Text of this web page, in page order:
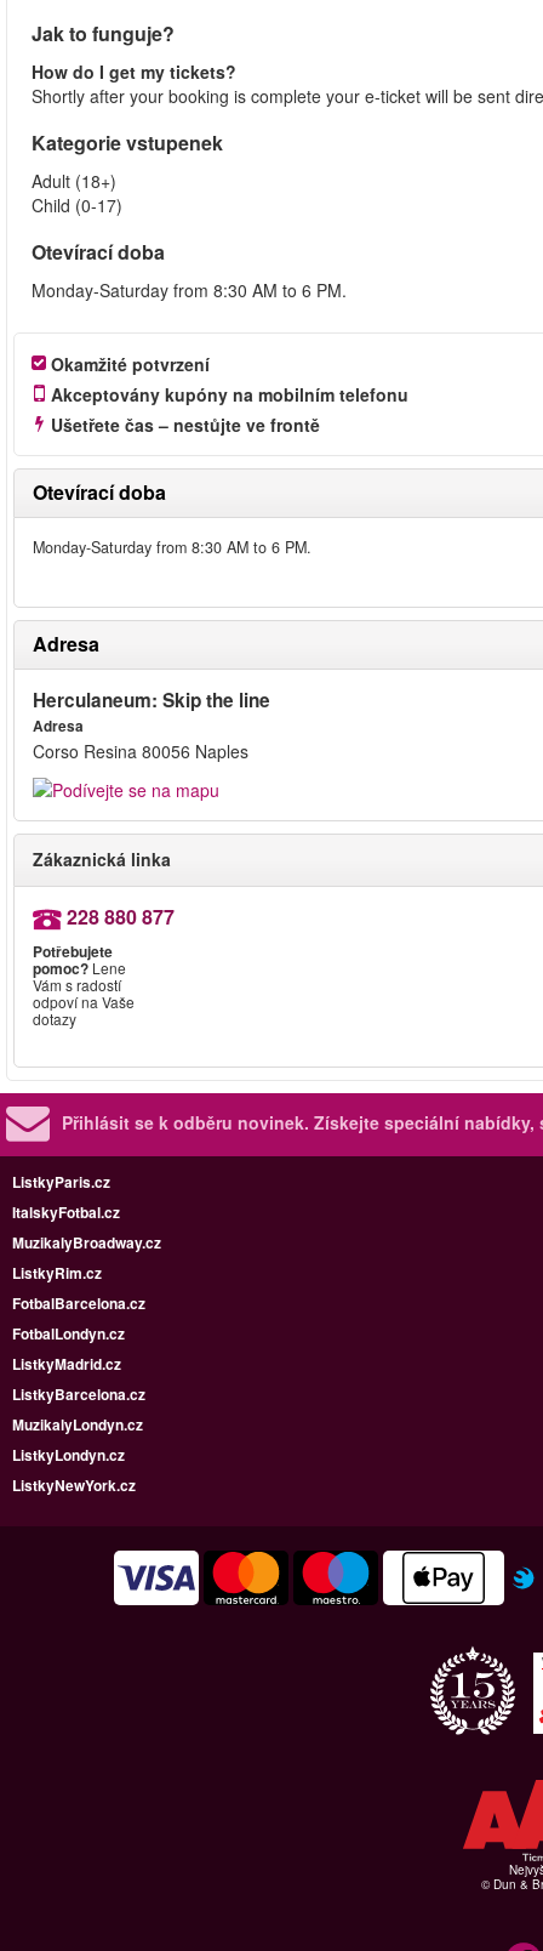
Jak to funguje?
How do I get my tickets?
Shortly after your booking is complete your e-ticket will be sent
Kategorie vstupenek
Adult (18+)
Child (0-17)
Otevírací doba
Monday-Saturday from 8:30 AM to 6 PM.
Okamžité potvrzení
Akceptovány kupóny na mobilním telefonu
Ušetřete čas – nestůjte ve frontě
Otevírací doba
Monday-Saturday from 8:30 AM to 6 PM.
Adresa
Herculaneum: Skip the line
Adresa
Corso Resina 80056 Naples
Zákaznická linka
228 880 877
Potřebujete
pomoc?Lene
Vám s radostí
odpoví na Vaše
dotazy
Přihlásit se k odběru novinek. Získejte speciální nabídky,
ListkyParis.cz
ItalskyFotbal.cz
MuzikalyBroadway.cz
ListkyRim.cz
FotbalBarcelona.cz
FotbalLondyn.cz
ListkyMadrid.cz
ListkyBarcelona.cz
MuzikalyLondyn.cz
ListkyLondyn.cz
ListkyNewYork.cz
© Dun &